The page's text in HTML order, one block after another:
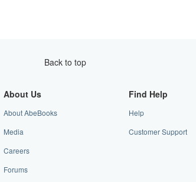
Back to top
About Us
About AbeBooks
Media
Careers
Forums
Find Help
Help
Customer Support